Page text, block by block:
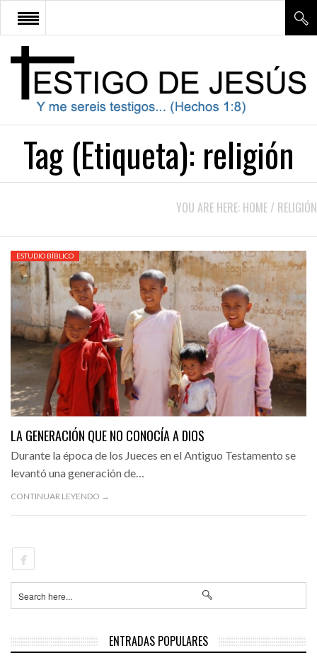
¿QUE SIGNIFICA SER TESTIGO
DE JESÚS?
APOLOGÉTICA
ESTUDIO BÍBLICO
DOCTRINA
Tag (Etiqueta): religión
YOU ARE HERE: HOME / RELIGIÓN
ESTUDIO BÍBLICO
LA GENERACIÓN QUE NO CONOCÍA A DIOS
Durante la época de los Jueces en el Antiguo Testamento se
levantó una generación de…
CONTINUAR LEYENDO →
ENTRADAS POPULARES